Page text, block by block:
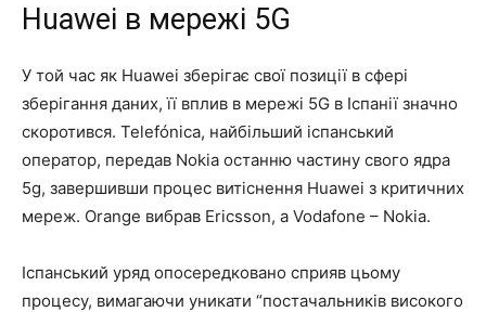
Huawei в мережі 5G
У той час як Huawei зберігає свої позиції в сфері
зберігання даних, її вплив в мережі 5G в Іспанії значно
скоротився. Telefónica, найбільший іспанський
оператор, передав Nokia останню частину свого ядра
5g, завершивши процес витіснення Huawei з критичних
мереж. Orange вибрав Ericsson, а Vodafone – Nokia.
Іспанський уряд опосередковано сприяв цьому
процесу, вимагаючи уникати “постачальників високого